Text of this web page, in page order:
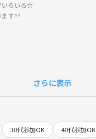
いろいろ☆
ます^^
あり) → 事前予約必須
さらに表示
30代参加OK
40代参加OK